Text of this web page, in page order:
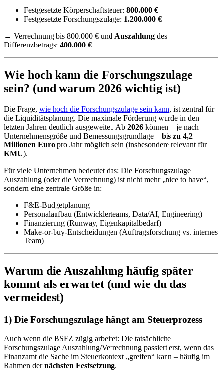
Festgesetzte Körperschaftsteuer: 800.000 €
Festgesetzte Forschungszulage: 1.200.000 €
→ Verrechnung bis 800.000 € und Auszahlung des
Differenzbetrags: 400.000 €
Wie hoch kann die Forschungszulage
sein? (und warum 2026 wichtig ist)
Die Frage, wie hoch die Forschungszulage sein kann, ist zentral für
die Liquiditätsplanung. Die maximale Förderung wurde in den
letzten Jahren deutlich ausgeweitet. Ab 2026 können – je nach
Unternehmensgröße und Bemessungsgrundlage – bis zu 4,2
Millionen Euro pro Jahr möglich sein (insbesondere relevant für
KMU).
Für viele Unternehmen bedeutet das: Die Forschungszulage
Auszahlung (oder die Verrechnung) ist nicht mehr „nice to have“,
sondern eine zentrale Größe in:
F&E-Budgetplanung
Personalaufbau (Entwicklerteams, Data/AI, Engineering)
Finanzierung (Runway, Eigenkapitalbedarf)
Make-or-buy-Entscheidungen (Auftragsforschung vs. internes
Team)
Warum die Auszahlung häufig später
kommt als erwartet (und wie du das
vermeidest)
1) Die Forschungszulage hängt am Steuerprozess
Auch wenn die BSFZ zügig arbeitet: Die tatsächliche
Forschungszulage Auszahlung/Verrechnung passiert erst, wenn das
Finanzamt die Sache im Steuerkontext „greifen“ kann – häufig im
Rahmen dernächsten Festsetzung.